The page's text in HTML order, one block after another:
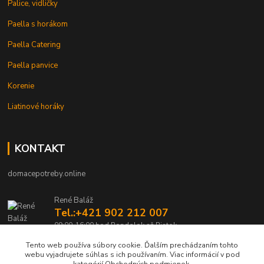
Palice, vidličky
Paella s horákom
Paella Catering
Paella panvice
Korenie
Liatinové horáky
KONTAKT
domacepotreby.online
René Baláž
Tel.:+421 902 212 007
09:00-16:00 hod Pondelok až Piatok
info@domacepotreby.online
Tento web používa súbory cookie. Ďalším prechádzaním tohto
webu vyjadrujete súhlas s ich používaním. Viac informácií v pod